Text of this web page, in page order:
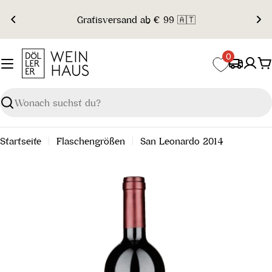
Inhalt
springen
Gratisversand ab € 99 🇦🇹
Suchen
0
Startseite Flaschengrößen San Leonardo 2014